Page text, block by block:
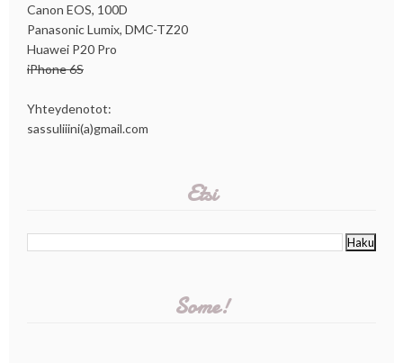
Canon EOS, 100D
Panasonic Lumix, DMC-TZ20
Huawei P20 Pro
iPhone 6S
Yhteydenotot:
sassuliiini(a)gmail.com
Etsi
Some!